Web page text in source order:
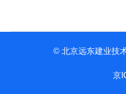
© 北京远东建业技
京